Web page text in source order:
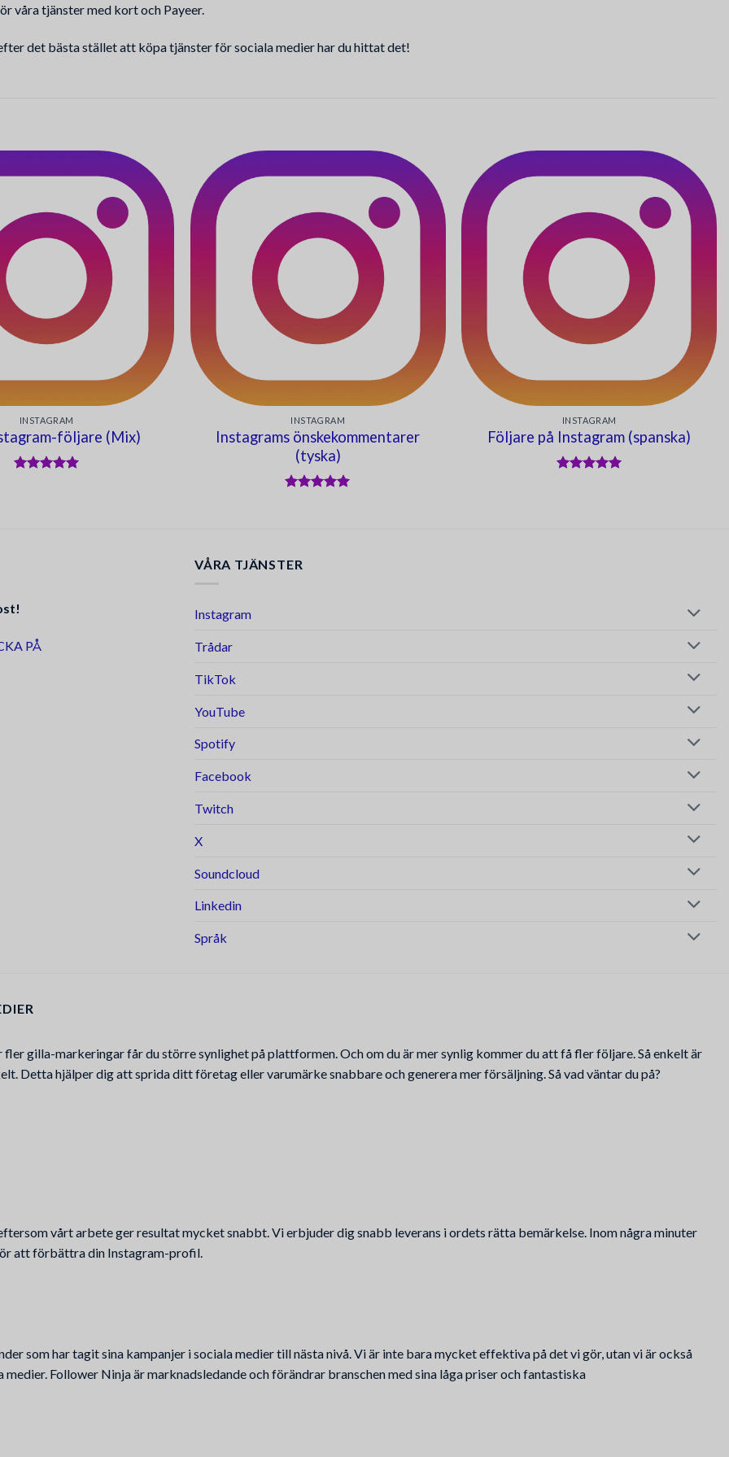
våra tjänster med kort och Payeer.
det bästa stället att köpa tjänster för sociala medier har du hittat det!
INSTAGRAM
följare (Mix)
INSTAGRAM
Instagrams önskekommentarer
(tyska)
INSTAGRAM
Följare på Instagram (spanska)
PÅ
VÅRA TJÄNSTER
Instagram
Trådar
TikTok
YouTube
Spotify
Facebook
Twitch
X
Soundcloud
Linkedin
Språk
gilla-markeringar får du större synlighet på plattformen. Och om du är mer synlig kommer du att få fler följare. Så enkelt är
Detta hjälper dig att sprida ditt företag eller varumärke snabbare och generera mer försäljning. Så vad väntar du på?
vårt arbete ger resultat mycket snabbt. Vi erbjuder dig snabb leverans i ordets rätta bemärkelse. Inom några minuter
att förbättra din Instagram-profil.
som har tagit sina kampanjer i sociala medier till nästa nivå. Vi är inte bara mycket effektiva på det vi gör, utan vi är också
Follower Ninja är marknadsledande och förändrar branschen med sina låga priser och fantastiska